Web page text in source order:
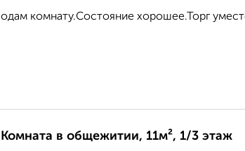
одам комнату.Состояние хорошее.Торг
Комната в общежитии, 11м², 1/3 этаж